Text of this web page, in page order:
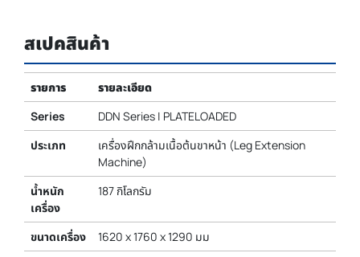
สเปคสินค้า
รายการ
รายละเอียด
Series
DDN Series | PLATELOADED
ประเภท
เครื่องฝึกกล้ามเนื้อต้นขาหน้า (Leg Extension
Machine)
น้ำหนัก
เครื่อง
187 กิโลกรัม
ขนาดเครื่อง
1620 x 1760 x 1290 มม